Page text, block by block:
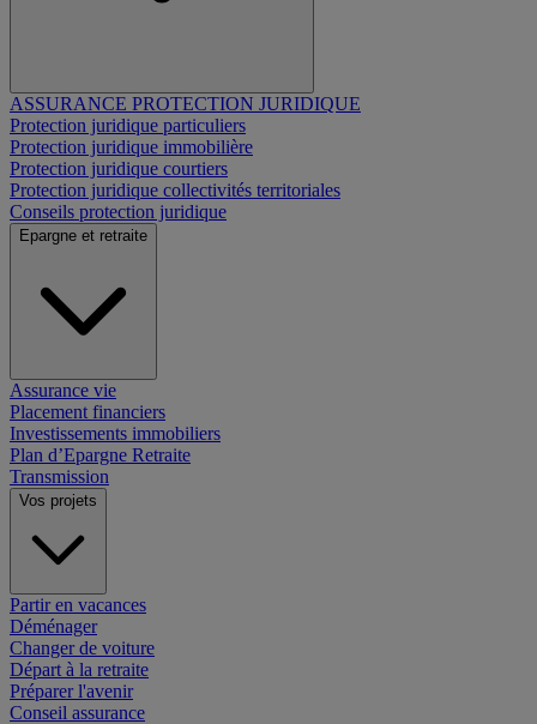
ASSURANCE PROTECTION JURIDIQUE
Protection juridique particuliers
Protection juridique immobilière
Protection juridique courtiers
Protection juridique collectivités territoriales
Conseils protection juridique
Epargne et retraite
Assurance vie
Placement financiers
Investissements immobiliers
Plan d’Epargne Retraite
Transmission
Vos projets
Partir en vacances
Déménager
Changer de voiture
Départ à la retraite
Préparer l'avenir
Conseil assurance